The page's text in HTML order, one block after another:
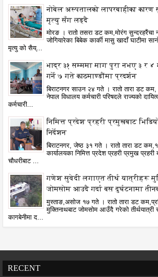
नोबेल अस्पतालको लापरबाहीका कारण
मृत्यु सँग लड्दै
मोरङ । रातो तसरा डट कम,मोरंग सुन्दरहरैंचा
जोगियारेका बिबेक कार्की मासु खादाँ घाटीमा
मृत्यु को सैय्...
भाद्र ३१ सम्ममा माग पुरा नभए ३ र
गर्ने ७ गते काठमाण्डौंमा प्रदर्शन
बिराटनगर साउन २४ गते । रातो तारा डट
नेपाल विधालय कर्मचारी परिषदले राज्यको
कर्मचारी...
निमित्त प्रदेश प्रहरी प्रमुखबाट
निर्देशन
बिराटनगर, जेष्ठ ३१ गते । रातो तारा डट
कार्यालयका निमित्त प्रदेश प्रहरी प्रमुख प्रहरी
चौधरीबाट ...
गणेश सुवेदी लगाएत तीर्थ यात्रीहरू
जोमसोम आउदै गर्दा बस दुर्घटनामा
मुस्ताङ,असोज १७ गते । रातो तारा डट
मुक्तिनाथबाट जोमसोम आउँदै गरेको
कागबेनीमा द...
RECENT